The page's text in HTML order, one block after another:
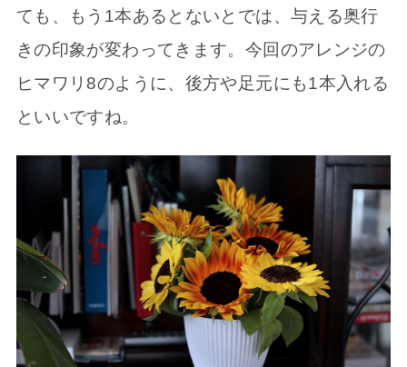
ても、もう1本あるとないとでは、与える奥行
きの印象が変わってきます。今回のアレンジの
ヒマワリ8のように、後方や足元にも1本入れる
といいですね。